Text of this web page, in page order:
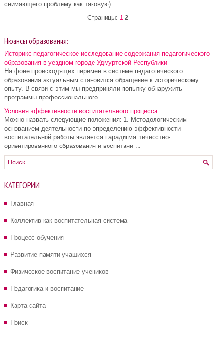
снимающего проблему как таковую).
Страницы: 1 2
Нюансы образования:
Историко-педагогическое исследование содержания педагогического
образования в уездном городе Удмуртской Республики
На фоне происходящих перемен в системе педагогического
образования актуальным становится обращение к историческому
опыту. В связи с этим мы предприняли попытку обнаружить
программы профессионального ...
Условия эффективности воспитательного процесса
Можно назвать следующие положения: 1. Методологическим
основанием деятельности по определению эффективности
воспитательной работы является парадигма личностно-
ориентированного образования и воспитани ...
КАТЕГОРИИ
Главная
Коллектив как воспитательная система
Процесс обучения
Развитие памяти учащихся
Физическое воспитание учеников
Педагогика и воспитание
Карта сайта
Поиск